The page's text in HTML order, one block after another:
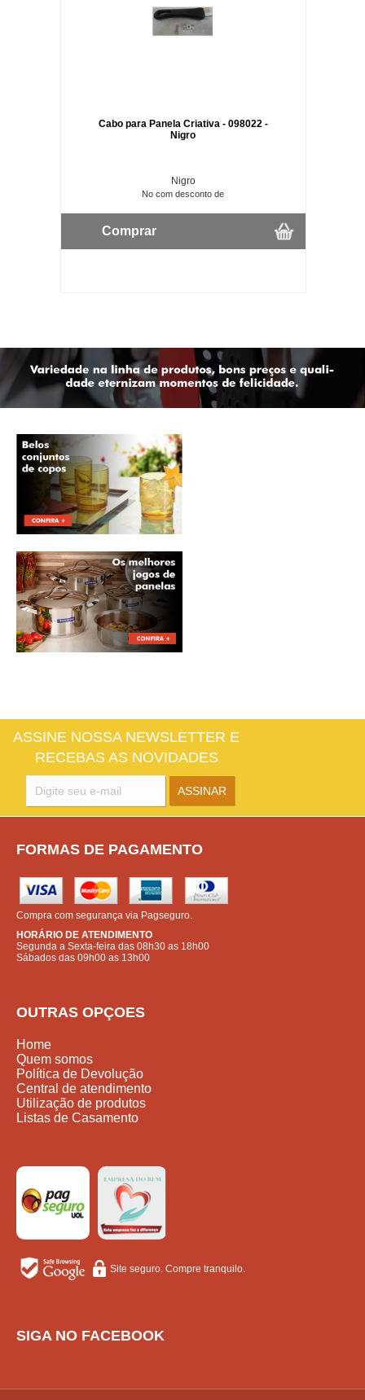
Cabo para Panela Criativa - 098022 -
Nigro
Nigro
No com desconto de
Comprar
ASSINE NOSSA NEWSLETTER E
RECEBAS AS NOVIDADES
FORMAS DE PAGAMENTO
Compra com segurança via Pagseguro.
HORÁRIO DE ATENDIMENTO
Segunda a Sexta-feira das 08h30 as 18h00
Sábados das 09h00 as 13h00
OUTRAS OPÇOES
Home
Quem somos
Política de Devolução
Central de atendimento
Utilização de produtos
Listas de Casamento
Site seguro. Compre tranquilo.
SIGA NO FACEBOOK